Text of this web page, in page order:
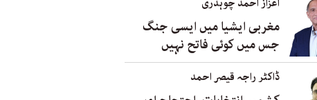
مغربی ایشیا میں ایسی جنگ
جس میں کوئی فاتح نہیں
ڈاکٹر راجہ قیصر احمد